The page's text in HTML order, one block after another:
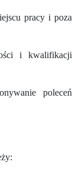
pracy i poza
i kwalifikacji
poleceń